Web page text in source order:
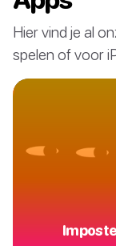
Hier vind je al
spelen of voor